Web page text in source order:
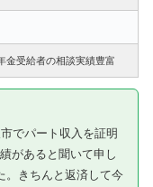
金受給者の相談実績豊富
でパート収入を証明
があると聞いて申し
。きちんと返済して今